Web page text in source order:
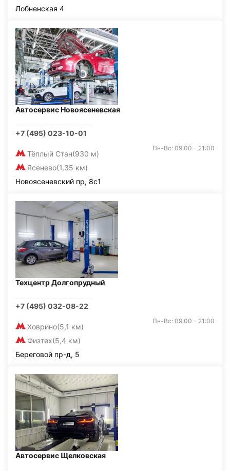
Лобненская 4
Автосервис Новоясеневская
+7 (495) 023-10-01
Тёплый Стан(930 м)
Ясенево(1,35 км)
Пн-Вс: 09:00 - 21:00
Новоясеневский пр, 8с1
Техцентр Долгопрудный
+7 (495) 032-08-22
Ховрино(5,1 км)
Физтех(5,4 км)
Пн-Вс: 09:00 - 21:00
Береговой пр-д, 5
Автосервис Щелковская